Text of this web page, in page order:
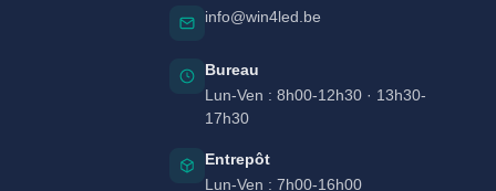
info@win4led.be
Bureau
Lun-Ven : 8h00-12h30 · 13h30-
17h30
Entrepôt
Lun-Ven : 7h00-16h00